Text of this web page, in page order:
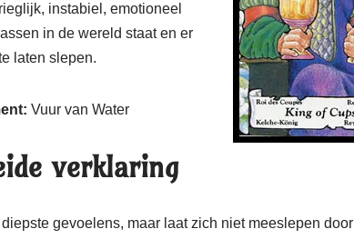
instabiel, emotioneel
in de wereld staat en er
laten slepen.
Vuur van Water
verklaring
gevoelens, maar laat zich niet meeslepen door